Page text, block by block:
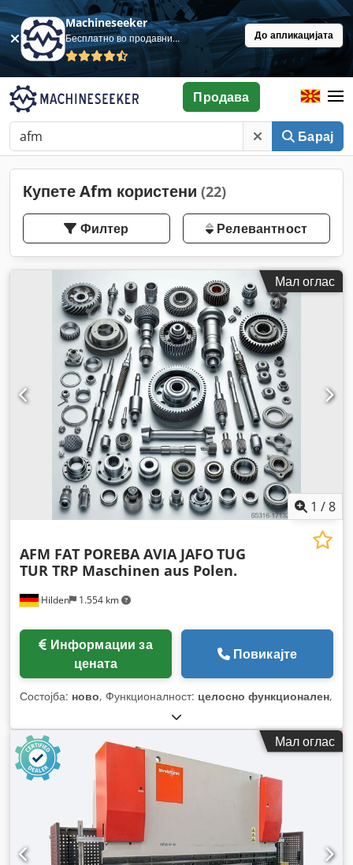
Machineseeker
Бесплатно во продавница До апликацијата
Барај
Продава
Купете Afm користени (22)
Филтер Релевантност
Мал оглас
1 /8
Hilden 1.554 km
AFM FAT POREBA AVIA JAFOTUG
TUR TRP Maschinen aus Polen.
цената
Повикајте
Состојба: ново, Функционалност: целосно функционален,
Мал оглас